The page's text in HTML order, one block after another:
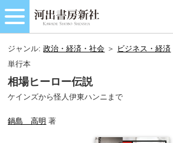
ジャンル:政治・経済・社会 ＞ ビジネス・経済
単行本
相場ヒーロー伝説
ケインズから怪人伊東ハンニまで
鍋島 高明 著